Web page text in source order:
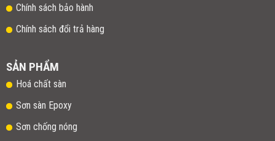
Chính sách bảo hành
Chính sách đổi trả hàng
SẢN PHẨM
Hoá chất sàn
Sơn sàn Epoxy
Sơn chống nóng